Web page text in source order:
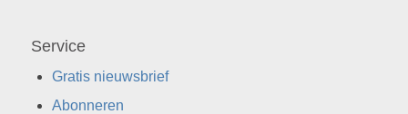
Service
Gratis nieuwsbrief
Abonneren